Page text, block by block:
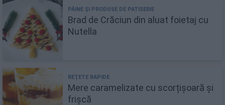
Brad de Crăciun din aluat foietaj cu
Nutella
Mere caramelizate cu scorțișoară și
frișcă